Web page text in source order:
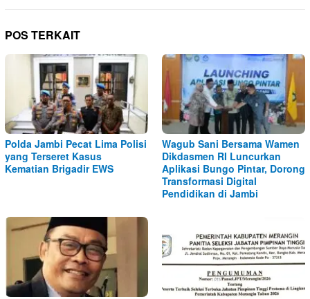
POS TERKAIT
Polda Jambi Pecat Lima Polisi
yang Terseret Kasus
Kematian Brigadir EWS
Wagub Sani Bersama Wamen
Dikdasmen RI Luncurkan
Aplikasi Bungo Pintar, Dorong
Transformasi Digital
Pendidikan di Jambi